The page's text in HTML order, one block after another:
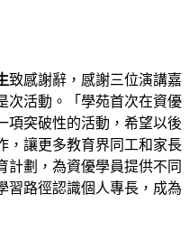
致感謝辭，感謝三位演講嘉
次活動。「學苑首次在資優
項突破性的活動，希望以後
，讓更多教育界同工和家長
計劃，為資優學員提供不同
習路徑認識個人專長，成為